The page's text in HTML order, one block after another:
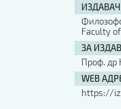
ИЗДАВАЧ
Faculty
ЗА
Проф. др
WEB
https://